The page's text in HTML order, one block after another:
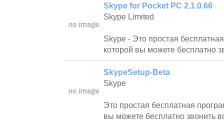
Skype for Pocket PC 2.1.0.66
Skype Limited
Skype - Это простая
которой вы можете бесплатно
SkypeSetup-Beta
Skype
Это простая бесплатная
вы можете бесплатно звонить